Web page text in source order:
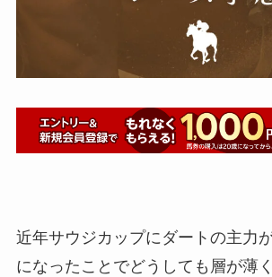
近年サウジカップにダートの主力
になったことでどうしても層が薄